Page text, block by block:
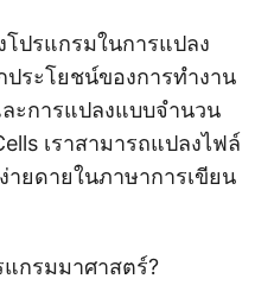
ปรแกรมในการแปลง
ประโยชน์ของการทำงาน
ะการแปลงแบบจำนวน
เราสามารถแปลงไฟล์
ายดายในภาษาการเขียน
แกรมมาศาสตร์?